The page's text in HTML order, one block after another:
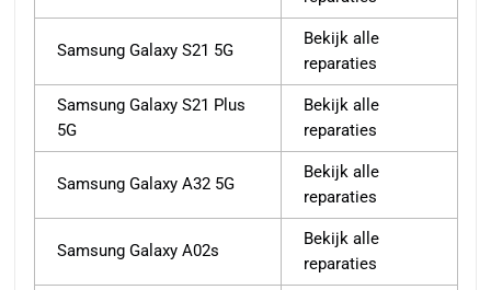
Samsung Galaxy S21 5G
Bekijk alle
reparaties
Samsung Galaxy S21 Plus
5G
Bekijk alle
reparaties
Samsung Galaxy A32 5G
Bekijk alle
reparaties
Samsung Galaxy A02s
Bekijk alle
reparaties